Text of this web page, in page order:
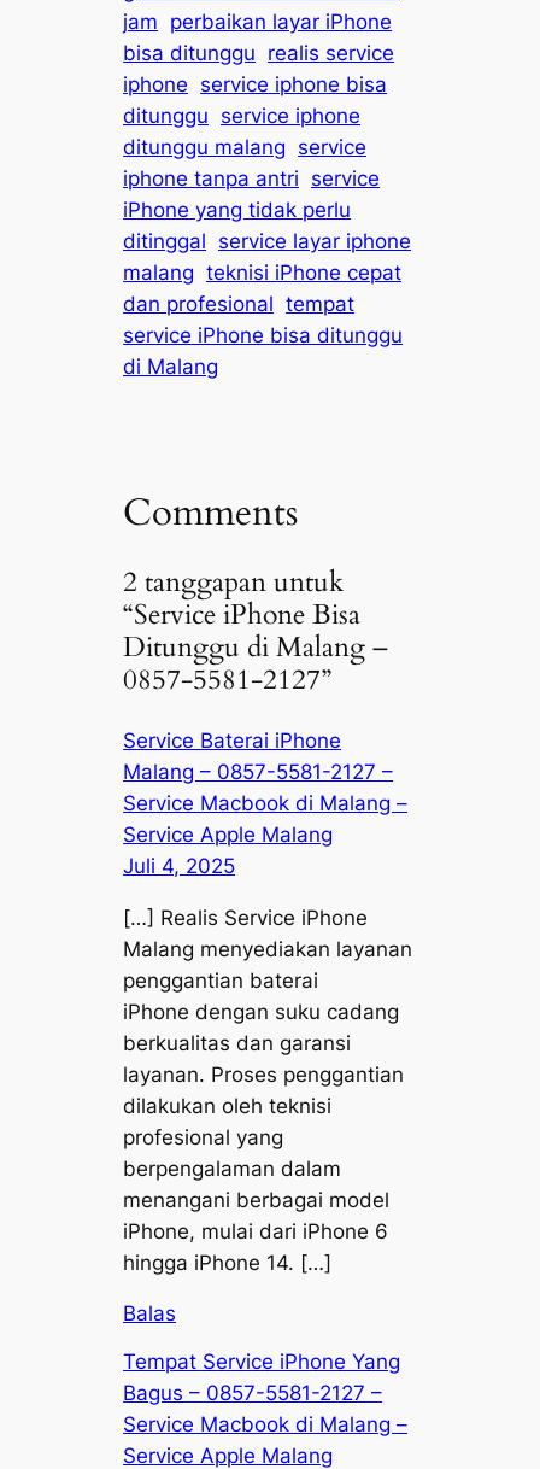
jam perbaikan layar iPhone
bisa ditunggu realis service
iphone service iphone bisa
ditunggu service iphone
ditunggu malang service
iphone tanpa antri service
iPhone yang tidak perlu
ditinggal service layar iphone
malang teknisi iPhone cepat
dan profesional tempat
service iPhone bisa ditunggu
di Malang
Comments
2 tanggapan untuk
“Service iPhone Bisa
Ditunggu di Malang –
0857-5581-2127”
Service Baterai iPhone
Malang – 0857-5581-2127 –
Service Macbook di Malang –
Service Apple Malang
Juli 4, 2025
[…] Realis Service iPhone
Malang menyediakan layanan
penggantian baterai
iPhone dengan suku cadang
berkualitas dan garansi
layanan. Proses penggantian
dilakukan oleh teknisi
profesional yang
berpengalaman dalam
menangani berbagai model
iPhone, mulai dari iPhone 6
hingga iPhone 14. […]
Balas
Tempat Service iPhone Yang
Bagus – 0857-5581-2127 –
Service Macbook di Malang –
Service Apple Malang